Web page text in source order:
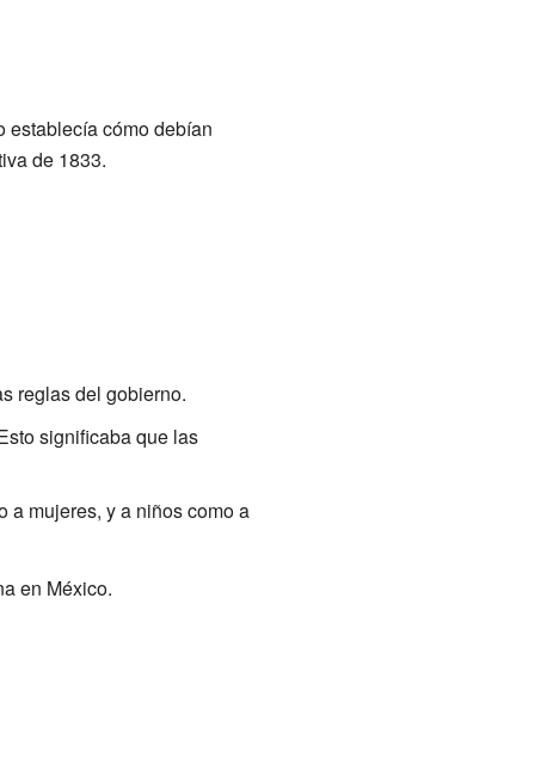
establecía cómo debían
de 1833.
reglas del gobierno.
significaba que las
a mujeres, y a niños como a
en México.